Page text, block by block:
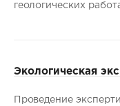
геологических
Экологическая
Проведение